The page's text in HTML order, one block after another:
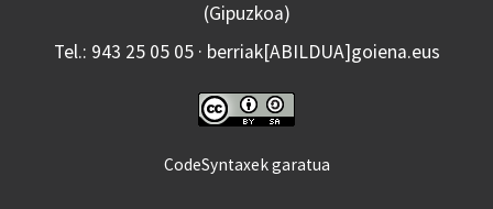
(Gipuzkoa)
Tel.: 943 25 05 05 · berriak[ABILDUA]goiena.eus
CodeSyntaxek garatua